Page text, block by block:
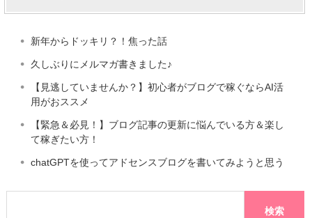
新年からドッキリ？！焦った話
久しぶりにメルマガ書きました♪
【見逃していませんか？】初心者がブログで稼ぐならAI活
用がおススメ
【緊急＆必見！】ブログ記事の更新に悩んでいる方＆楽し
て稼ぎたい方！
chatGPTを使ってアドセンスブログを書いてみようと思う